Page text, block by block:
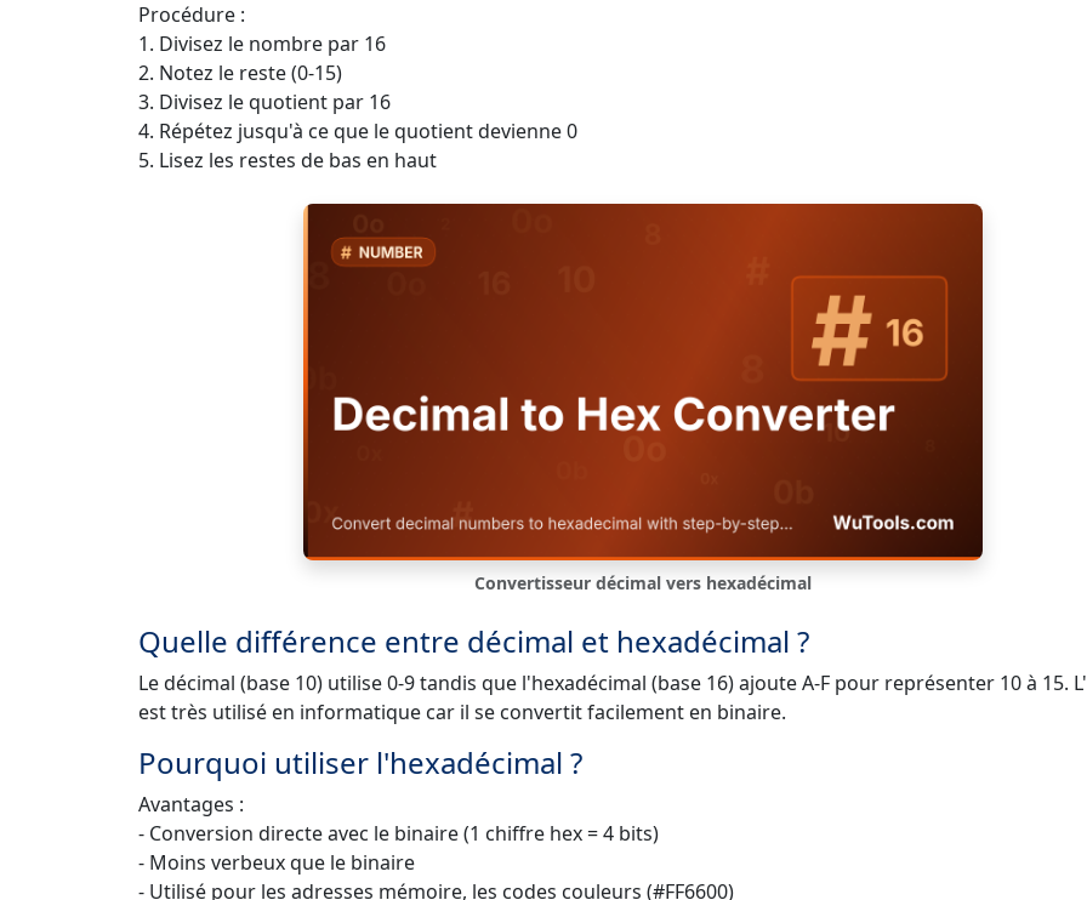
Procédure :
1. Divisez le nombre par 16
2. Notez le reste (0-15)
3. Divisez le quotient par 16
4. Répétez jusqu'à ce que le quotient devienne 0
5. Lisez les restes de bas en haut
Convertisseur décimal vers hexadécimal
Quelle différence entre décimal et hexadécimal ?
Le décimal (base 10) utilise 0-9 tandis que l'hexadécimal (base 16) ajoute A-F pour représenter 10 à 15.
est très utilisé en informatique car il se convertit facilement en binaire.
Pourquoi utiliser l'hexadécimal ?
Avantages :
- Conversion directe avec le binaire (1 chiffre hex = 4 bits)
- Moins verbeux que le binaire
- Utilisé pour les adresses mémoire, les codes couleurs (#FF6600)